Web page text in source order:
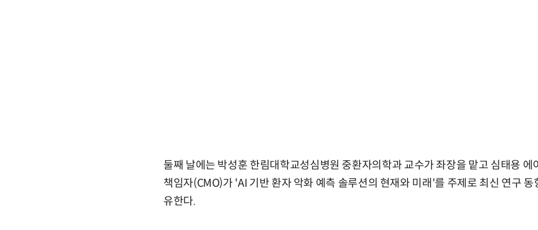
둘째 날에는 박성훈 한림대학교성심병원 중환자의학과 교수가 좌장을 맡고 심태용 에
책임자(CMO)가 'AI 기반 환자 악화 예측 솔루션의 현재와 미래'를 주제로 최신 연구 동
유한다.